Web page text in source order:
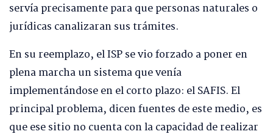
servía precisamente para que personas naturales o
jurídicas canalizaran sus trámites.
En su reemplazo, el ISP se vio forzado a poner en
plena marcha un sistema que venía
implementándose en el corto plazo: el SAFIS. El
principal problema, dicen fuentes de este medio, es
que ese sitio no cuenta con la capacidad de realizar